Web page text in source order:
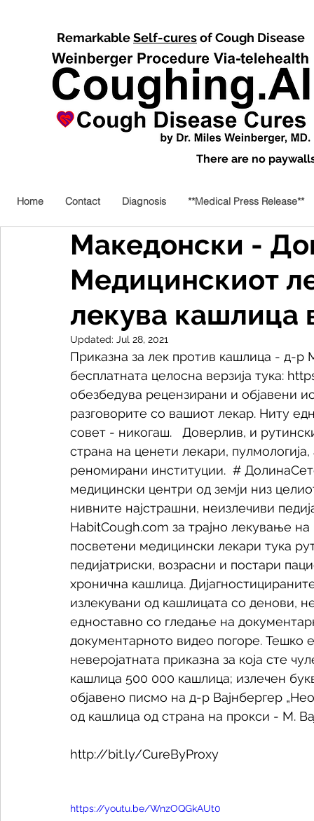
RemarkableSelf-curesof Cough Disease
There are no
Home Contact Diagnosis **Medical Press Release**
Македонски -
Медицинскиот
лекува кашлица
Updated: Jul 28, 2021
Приказна за лек против кашлица - д-р
бесплатната целосна верзија тука:
обезбедува рецензирани и објавени
разговорите со вашиот лекар. Ниту
совет - никогаш.   Доверлив, и
страна на ценети лекари,
реномирани институции.  #
медицински центри од земји низ
нивните најстрашни, неизлечиви
HabitCough.com за трајно лекување
посветени медицински лекари тука
педијатриски, возрасни и постари
хронична кашлица.
излекувани од кашлицата со денови,
едноставно со гледање на
документарното видео погоре. Тешко
неверојатната приказна за која сте
кашлица 500 000 кашлица; излечен
објавено писмо на д-р Вајнбергер
од кашлица од страна на прокси - М.
http://bit.ly/CureByProxy
https://youtu.be/WnzOQGkAUt0